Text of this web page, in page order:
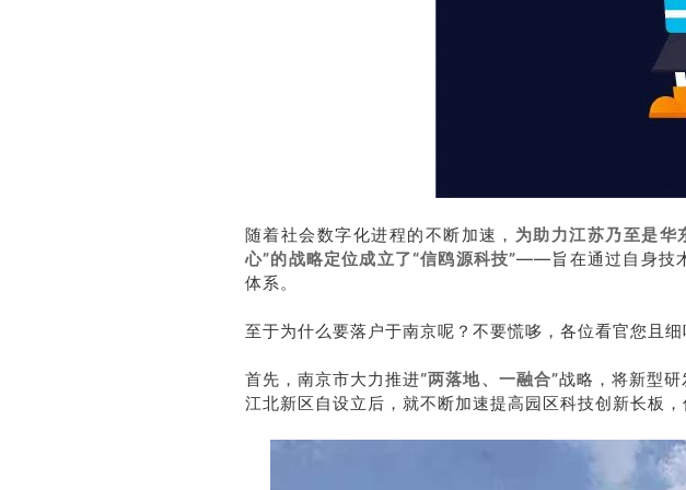
随着社会数字化进程的不断加速， 为助力江苏乃至是华
心”的战略定位成立了“信鸥源科技”——旨在通过自身技
体系。
至于为什么要落户于南京呢？不要慌哆，各位看官您且细
首先，南京市大力推进“两落地、一融合”战略，将新型
江北新区自设立后，就不断加速提高园区科技创新长板，